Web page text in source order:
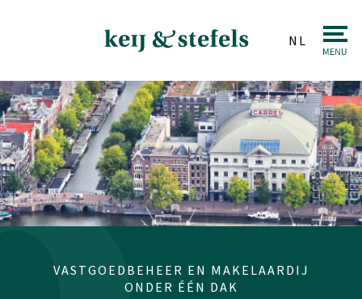
NL
Makelaardij
Verkopen
Aankopen
Taxaties
Beleggingen
VASTGOEDBEHEER EN MAKELAARDIJ
ONDER ÉÉN DAK